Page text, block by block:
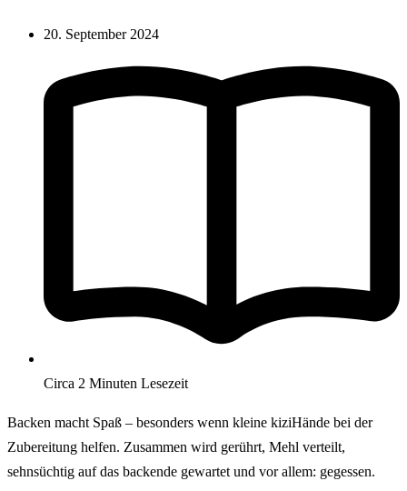
20. September 2024
Circa 2 Minuten Lesezeit
Backen macht Spaß – besonders wenn kleine kiziHände bei der
Zubereitung helfen. Zusammen wird gerührt, Mehl verteilt,
sehnsüchtig auf das backende gewartet und vor allem: gegessen.